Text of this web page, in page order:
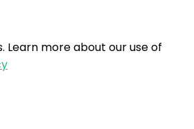
Learn more about our use of